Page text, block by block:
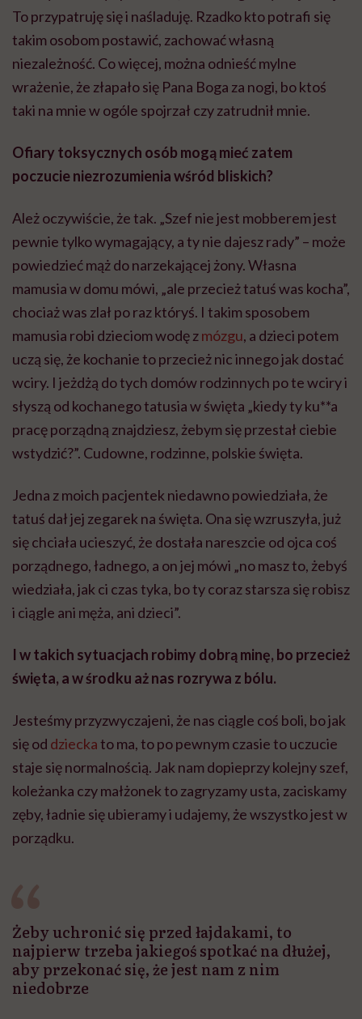
To przypatruję się i naśladuję. Rzadko kto potrafi się
takim osobom postawić, zachować własną
niezależność. Co więcej, można odnieść mylne
wrażenie, że złapało się Pana Boga za nogi, bo ktoś
taki na mnie w ogóle spojrzał czy zatrudnił mnie.
Ofiary toksycznych osób mogą mieć zatem
poczucie niezrozumienia wśród bliskich?
Ależ oczywiście, że tak. „Szef nie jest mobberem jest
pewnie tylko wymagający, a ty nie dajesz rady” – może
powiedzieć mąż do narzekającej żony. Własna
mamusia w domu mówi, „ale przecież tatuś was kocha”,
chociaż was zlał po raz któryś. I takim sposobem
mamusia robi dzieciom wodę zmózgu, a dzieci potem
uczą się, że kochanie to przecież nic innego jak dostać
wciry. I jeżdżą do tych domów rodzinnych po te wciry i
słyszą od kochanego tatusia w święta „kiedy ty ku**a
pracę porządną znajdziesz, żebym się przestał ciebie
wstydzić?”. Cudowne, rodzinne, polskie święta.
Jedna z moich pacjentek niedawno powiedziała, że
tatuś dał jej zegarek na święta. Ona się wzruszyła, już
się chciała ucieszyć, że dostała nareszcie od ojca coś
porządnego, ładnego, a on jej mówi „no masz to, żebyś
wiedziała, jak ci czas tyka, bo ty coraz starsza się robisz
i ciągle ani męża, ani dzieci”.
I w takich sytuacjach robimy dobrą minę, bo przecież
święta, a w środku aż nas rozrywa z bólu.
Jesteśmy przyzwyczajeni, że nas ciągle coś boli, bo jak
się od dzieckato ma, to po pewnym czasie to uczucie
staje się normalnością. Jak nam dopieprzy kolejny szef,
koleżanka czy małżonek to zagryzamy usta, zaciskamy
zęby, ładnie się ubieramy i udajemy, że wszystko jest w
porządku.
Żeby uchronić się przed łajdakami, to
najpierw trzeba jakiegoś spotkać na dłużej,
aby przekonać się, że jest nam z nim
niedobrze